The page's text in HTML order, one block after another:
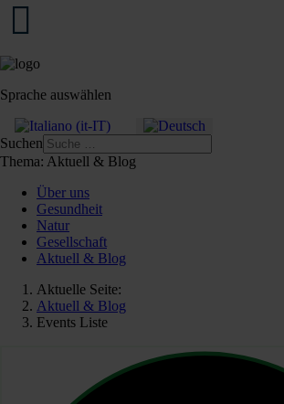
Sprache auswählen
Suchen
Thema: Aktuell & Blog
Über uns
Gesundheit
Natur
Gesellschaft
Aktuell & Blog
Aktuelle Seite:
Aktuell & Blog
Events Liste